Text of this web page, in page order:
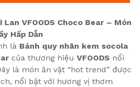
Lan VFOODS Choco Bear – Món
Hấp Dẫn
là Bánh quy nhân kem socola
của thương hiệu VFOODS nổi
là món ăn vặt “hot trend” được
nổi bật với hương vị thơm